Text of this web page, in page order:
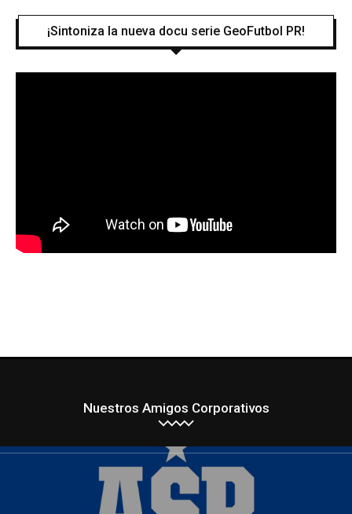
¡Sintoniza la nueva docu serie GeoFutbol PR!
Nuestros Amigos Corporativos